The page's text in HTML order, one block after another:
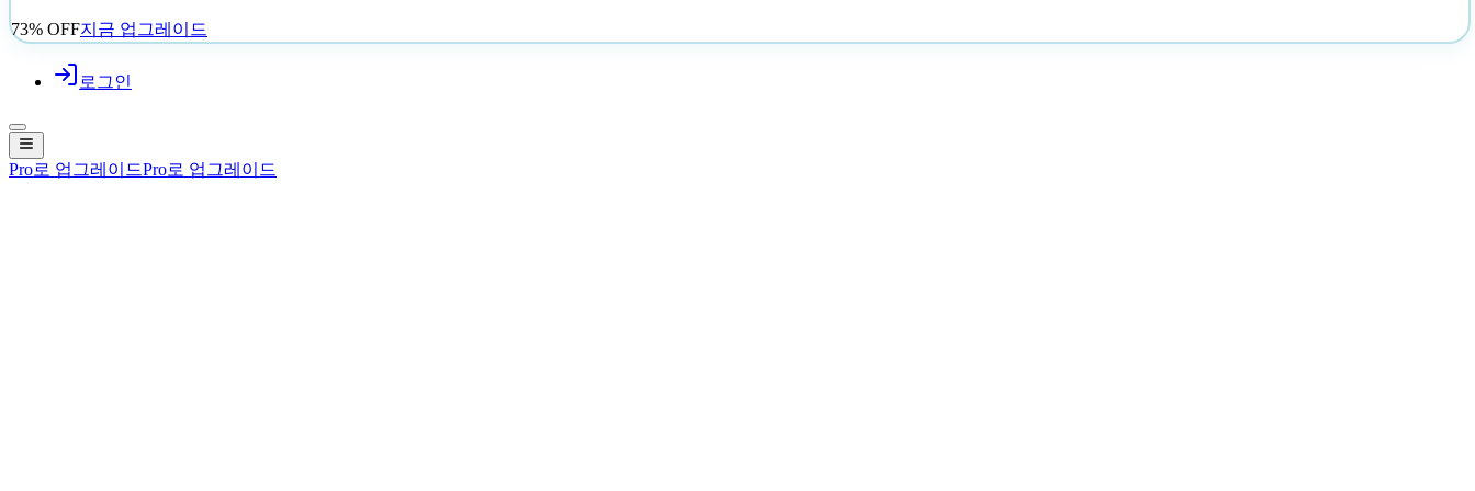
73% OFF지금 업그레이드
로그인
Pro로 업그레이드Pro로 업그레이드